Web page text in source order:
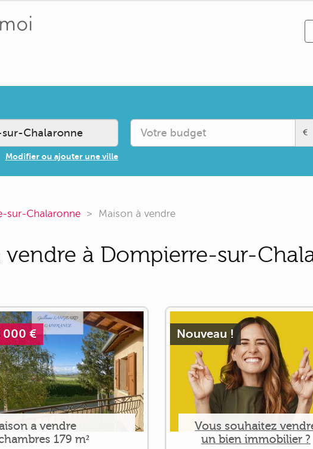
Modifier ou ajouter une ville
€
sur-Chalaronne Maison à vendre
vendre à Dompierre-sur-
000 €
a vendre
179 m²
Nouveau !
Vous souhaitez
un bien immobilier ?